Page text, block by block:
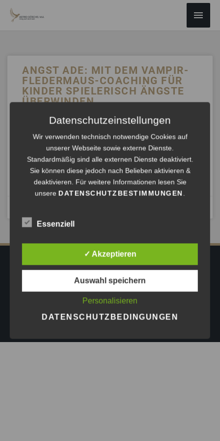
INHALT
ANGST ADE: MIT DEM VAMPIR-
FLEDERMAUS-COACHING FÜR
KINDER SPIELERISCH ÄNGSTE
ÜBERWINDEN
Kinder sind voller Fantasie und Kreativität, aber
manchmal können Ängste und Sorgen ihren Spaß trüben.
Doch was, wenn es einen Weg gäbe, diese Ängste
spielerisch zu überwinden?
ANHÖREN »
IMPRESSUM DATENSCHUTZ
AGB
PRESSE
Astrid Göschel M.A. - Erfolg darf leicht
sein.| Design byASKINGG
Datenschutzeinstellungen
Wir verwenden technisch notwendige Cookies auf
unserer Webseite sowie externe Dienste.
Standardmäßig sind alle externen Dienste deaktiviert.
Sie können diese jedoch nach Belieben aktivieren &
deaktivieren. Für weitere Informationen lesen Sie
unsereDATENSCHUTZBESTIMMUNGEN.
Essenziell
✓ Akzeptieren
Auswahl speichern
Personalisieren
DATENSCHUTZBEDINGUNGEN